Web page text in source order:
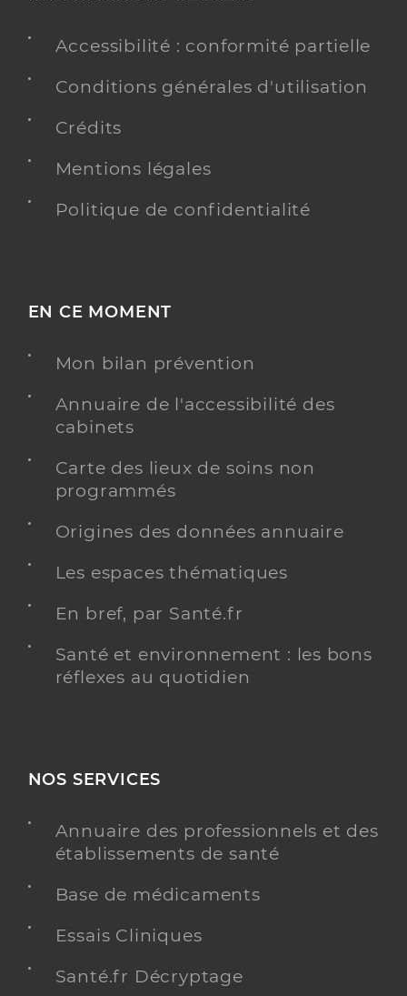
Accessibilité : conformité partielle
Conditions générales d'utilisation
Crédits
Mentions légales
Politique de confidentialité
EN CE MOMENT
Mon bilan prévention
Annuaire de l'accessibilité des
cabinets
Carte des lieux de soins non
programmés
Origines des données annuaire
Les espaces thématiques
En bref, par Santé.fr
Santé et environnement : les bons
réflexes au quotidien
NOS SERVICES
Annuaire des professionnels et des
établissements de santé
Base de médicaments
Essais Cliniques
Santé.fr Décryptage